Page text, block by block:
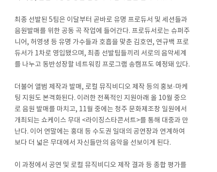
최종 선발된 5팀은 이달부터 곧바로 유명 프로듀서 및 세션들과
음원발매를 위한 공동 곡 작업에 들어간다. 프로듀서로는 슈퍼주
니어, 허영생 등 유명 가수들과 호흡을 맞춘 김호연, 연규백 프로
듀서가 1차로 영입됐으며, 최종 선발팀들끼리 서로의 음악세계
를 나누고 동반성장할 네트워킹 프로그램 송캠프도 예정돼 있다.
더불어 앨범 제작과 발매, 로컬 뮤직비디오 제작 등의 홍보·마케
팅 지원도 본격화된다. 이러한 전폭적인 지원아래 올 10월 중으
로 음원 발매를 마치고, 11월 중에는 청주 문화제조창 일원에서
개최되는 쇼케이스 무대 <라이징스타콘서트>를 통해 대중과 만
난다. 이어 연말에는 홍대 등 수도권 일대의 공연장과 연계하여
보다 더 넓은 무대에서 자신들만의 음악을 선보이게 된다.
이 과정에서 공연 및 로컬 뮤직비디오 제작 결과 등 종합 평가를